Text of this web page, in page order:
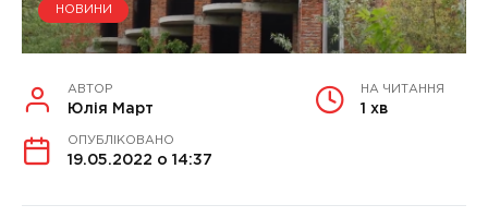
НОВИНИ
АВТОР
Юлія Март
НА ЧИТАННЯ
1 хв
ОПУБЛІКОВАНО
19.05.2022 о 14:37